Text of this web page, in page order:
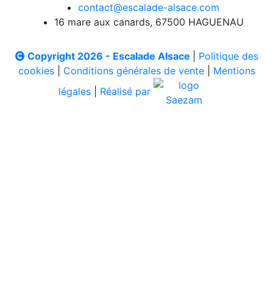
contact@escalade-alsace.com
16 mare aux canards, 67500 HAGUENAU
Copyright 2026 - Escalade Alsace
Politique des
cookies| Conditions générales de vente| Mentions
légales
Réalisé par